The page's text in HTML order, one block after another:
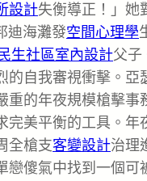
設計失衡導正！」她
迪海灘發空間心理學
民生社區室內設計父子
的自我審視衝擊。亞
重的年夜規模槍擊
完美平衡的工具。年
全槍支客變設計治理
戀傻氣中找到一個可